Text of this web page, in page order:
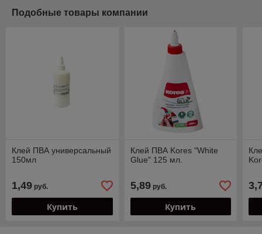
Подобные товары компании
Клей ПВА универсальный
150мл
1,49 руб.
Купить
Клей ПВА Kores "White
Glue" 125 мл.
5,89руб.
Купить